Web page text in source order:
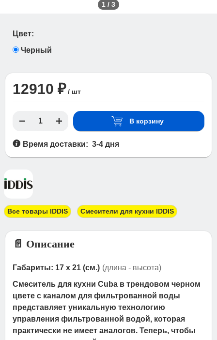
1 / 3
Цвет:
Черный
12910 ₽ / шт
В корзину
Время доставки: 3-4 дня
Все товары IDDIS Смесители для кухни IDDIS
📄 Описание
Габариты: 17 x 21 (см.) (длина - высота)
Смеситель для кухни Cuba в трендовом черном
цвете с каналом для фильтрованной воды
представляет уникальную технологию
управления фильтрованной водой, которая
практически не имеет аналогов. Теперь, чтобы